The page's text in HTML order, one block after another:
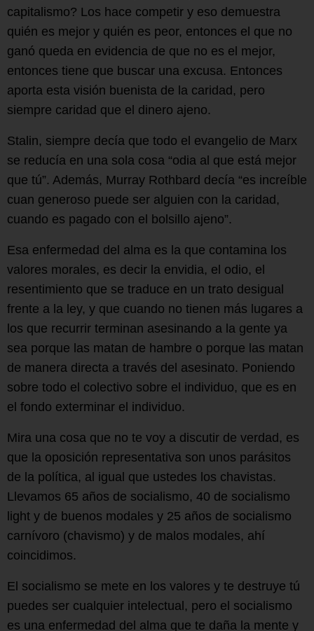
capitalismo? Los hace competir y eso demuestra
quién es mejor y quién es peor, entonces el que no
ganó queda en evidencia de que no es el mejor,
entonces tiene que buscar una excusa. Entonces
aporta esta visión buenista de la caridad, pero
siempre caridad que el dinero ajeno.
Stalin, siempre decía que todo el evangelio de Marx
se reducía en una sola cosa “odia al que está mejor
que tú”. Además, Murray Rothbard decía “es increíble
cuan generoso puede ser alguien con la caridad,
cuando es pagado con el bolsillo ajeno”.
Esa enfermedad del alma es la que contamina los
valores morales, es decir la envidia, el odio, el
resentimiento que se traduce en un trato desigual
frente a la ley, y que cuando no tienen más lugares a
los que recurrir terminan asesinando a la gente ya
sea porque las matan de hambre o porque las matan
de manera directa a través del asesinato. Poniendo
sobre todo el colectivo sobre el individuo, que es en
el fondo exterminar el individuo.
Mira una cosa que no te voy a discutir de verdad, es
que la oposición representativa son unos parásitos
de la política, al igual que ustedes los chavistas.
Llevamos 65 años de socialismo, 40 de socialismo
light y de buenos modales y 25 años de socialismo
carnívoro (chavismo) y de malos modales, ahí
coincidimos.
El socialismo se mete en los valores y te destruye tú
puedes ser cualquier intelectual, pero el socialismo
es una enfermedad del alma que te daña la mente y